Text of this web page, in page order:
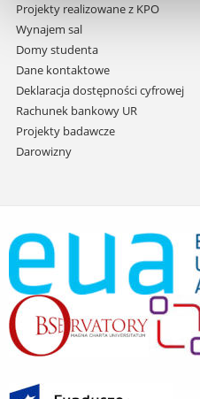
Projekty realizowane z KPO
Wynajem sal
Domy studenta
Dane kontaktowe
Deklaracja dostępności cyfrowej
Rachunek bankowy UR
Projekty badawcze
Darowizny